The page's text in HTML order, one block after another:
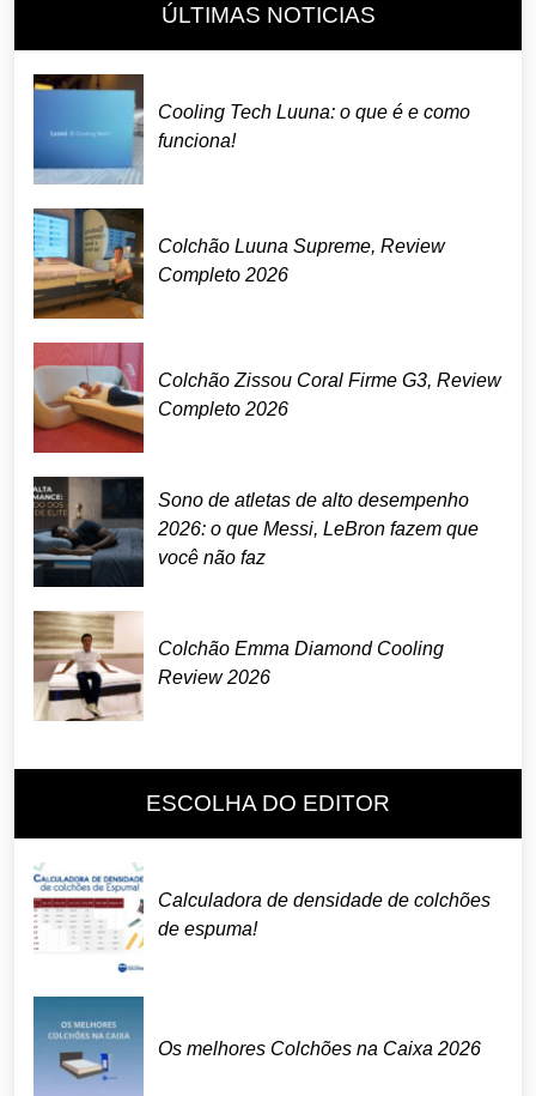
ÚLTIMAS NOTICIAS
Cooling Tech Luuna: o que é e como
funciona!
Colchão Luuna Supreme, Review
Completo 2026
Colchão Zissou Coral Firme G3, Review
Completo 2026
Sono de atletas de alto desempenho
2026: o que Messi, LeBron fazem que
você não faz
Colchão Emma Diamond Cooling
Review 2026
ESCOLHA DO EDITOR
Calculadora de densidade de colchões
de espuma!
Os melhores Colchões na Caixa 2026